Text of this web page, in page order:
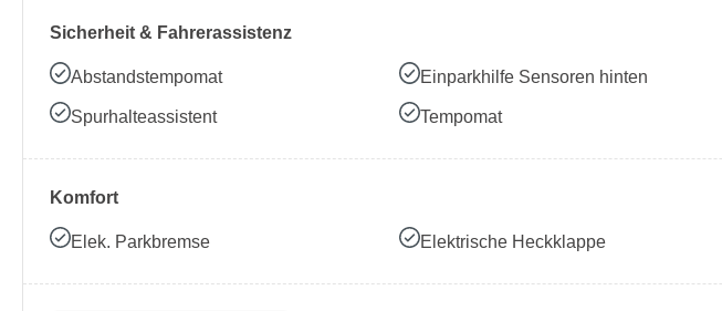
Sicherheit & Fahrerassistenz
Abstandstempomat Einparkhilfe Sensoren hinten
Spurhalteassistent Tempomat
Komfort
Elek. Parkbremse Elektrische Heckklappe